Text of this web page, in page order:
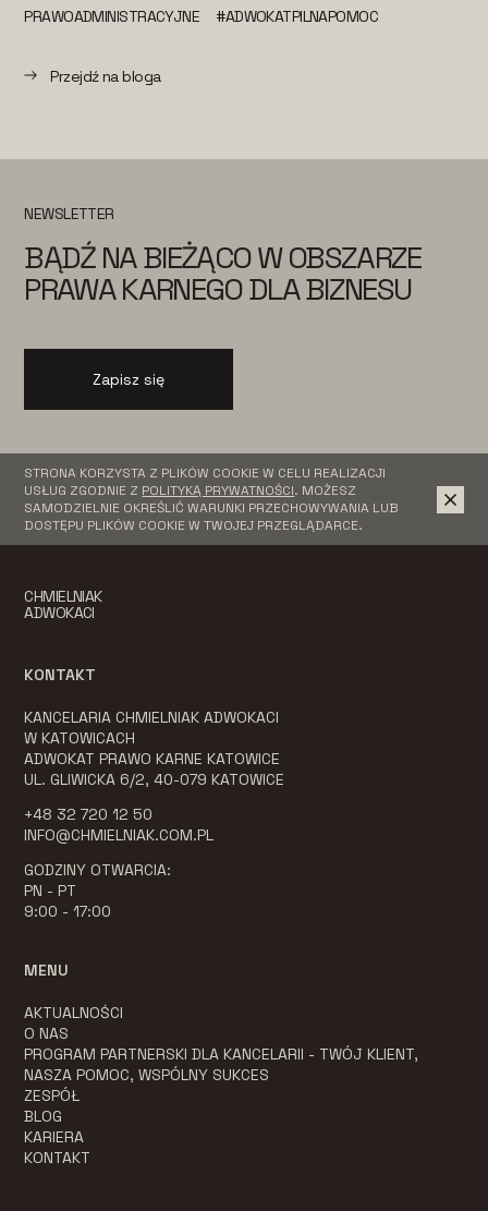
PRAWOADMINISTRACYJNE
#ADWOKATPILNAPOMOC
Przejdź na bloga
NEWSLETTER
BĄDŹ NA BIEŻĄCO W OBSZARZE
PRAWA KARNEGO DLA BIZNESU
Zapisz się
STRONA KORZYSTA Z PLIKÓW COOKIE W CELU REALIZACJI
USŁUG ZGODNIE Z POLITYKĄ PRYWATNOŚCI. MOŻESZ
SAMODZIELNIE OKREŚLIĆ WARUNKI PRZECHOWYWANIA LUB
DOSTĘPU PLIKÓW COOKIE W TWOJEJ PRZEGLĄDARCE.
CHMIELNIAK
ADWOKACI
KONTAKT
KANCELARIA CHMIELNIAK ADWOKACI
W KATOWICACH
ADWOKAT PRAWO KARNE KATOWICE
UL. GLIWICKA 6/2, 40-079 KATOWICE
+48 32 720 12 50
INFO@CHMIELNIAK.COM.PL
GODZINY OTWARCIA:
PN - PT
9:00 - 17:00
MENU
AKTUALNOŚCI
O NAS
PROGRAM PARTNERSKI DLA KANCELARII - TWÓJ KLIENT,
NASZA POMOC, WSPÓLNY SUKCES
ZESPÓŁ
BLOG
KARIERA
KONTAKT